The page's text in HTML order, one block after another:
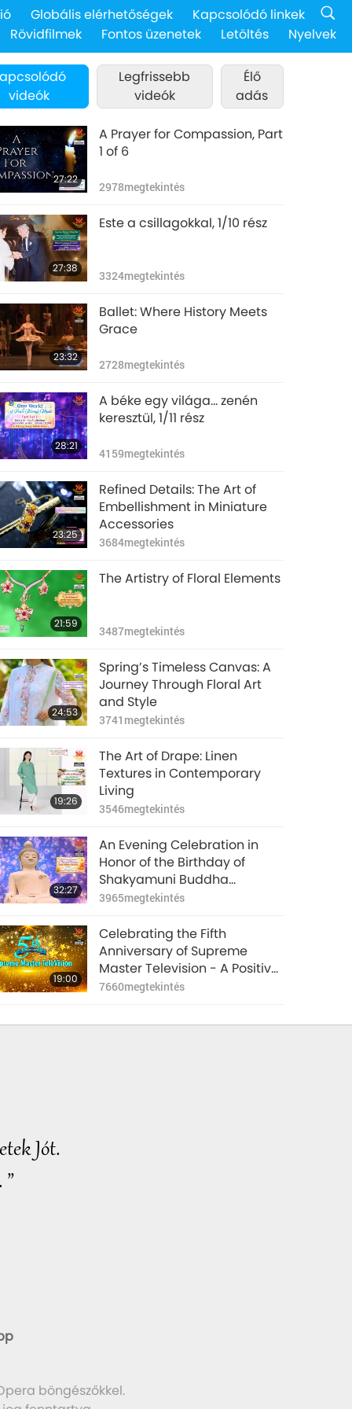
Globális elérhetőségek
Kapcsolódó linkek
Rövidfilmek
Fontos üzenetek Letöltés Nyelvek
videók
Legfrissebb
videók
Élő
adás
27:22
A Prayer for Compassion, Part
1 of 6
2978megtekintés
27:38
Este a csillagokkal, 1/10 rész
3324megtekintés
23:32
Ballet: Where History Meets
Grace
2728megtekintés
28:21
A béke egy világa… zenén
keresztül, 1/11 rész
4159megtekintés
23:25
Refined Details: The Art of
Embellishment in Miniature
Accessories
3684megtekintés
21:59
The Artistry of Floral Elements
3487megtekintés
24:53
Spring’s Timeless Canvas: A
Journey Through Floral Art
and Style
3741 megtekintés
19:26
The Art of Drape: Linen
Textures in Contemporary
Living
3546megtekintés
32:27
An Evening Celebration in
Honor of the Birthday of
Shakyamuni Buddha
(vegan), Part 1 of 6
3965megtekintés
19:00
Celebrating the Fifth
Anniversary of Supreme
Master Television - A Positive
Network of Peace, Love, and
7660megtekintés
Jót.
böngészőkkel.